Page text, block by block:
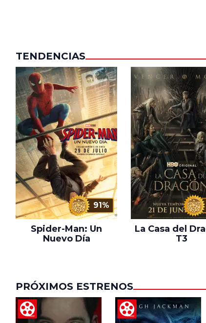
TENDENCIAS
91%
Spider-Man: Un
Nuevo Día
La Casa del
T3
PRÓXIMOS ESTRENOS